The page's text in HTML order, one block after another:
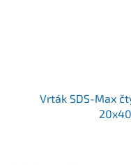
Vrták SDS-Max